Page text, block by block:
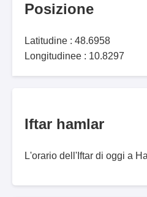
Posizione
Latitudine : 48.6958
Longitudinee : 10.8297
Iftar hamlar
L'orario dell'Iftar di oggi a